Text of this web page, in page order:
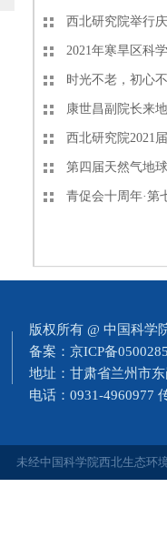
西北研究院举行
2021年寒旱区科
时光不老，初心
康世昌副院长来
西北研究院2021
第四届天然气地
青促会十周年·第
版权所有 @ 中国科学
备案： 京ICP备
地址：甘肃省兰州市
电话：0931-4960977
未经中国科学院西北生态环